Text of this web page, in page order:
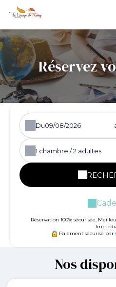
Réservez
Du
1 chambre /2 adultes
Réservation 100% sécurisée,
Paiement sécurisé par
Nos